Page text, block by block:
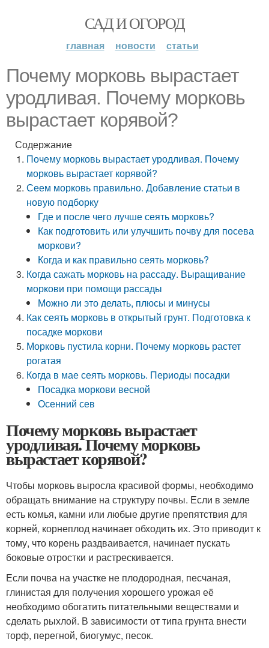
САД И ОГОРОД
главная новости статьи
Почему морковь вырастает
уродливая. Почему морковь
вырастает корявой?
Содержание
Почему морковь вырастает уродливая. Почему
морковь вырастает корявой?
Сеем морковь правильно. Добавление статьи в
новую подборку
Где и после чего лучше сеять морковь?
Как подготовить или улучшить почву для посева
моркови?
Когда и как правильно сеять морковь?
Когда сажать морковь на рассаду. Выращивание
моркови при помощи рассады
Можно ли это делать, плюсы и минусы
Как сеять морковь в открытый грунт. Подготовка к
посадке моркови
Морковь пустила корни. Почему морковь растет
рогатая
Когда в мае сеять морковь. Периоды посадки
Посадка моркови весной
Осенний сев
Почему морковь вырастает
уродливая. Почему морковь
вырастает корявой?
Чтобы морковь выросла красивой формы, необходимо
обращать внимание на структуру почвы. Если в земле
есть комья, камни или любые другие препятствия для
корней, корнеплод начинает обходить их. Это приводит к
тому, что корень раздваивается, начинает пускать
боковые отростки и растрескивается.
Если почва на участке не плодородная, песчаная,
глинистая для получения хорошего урожая её
необходимо обогатить питательными веществами и
сделать рыхлой. В зависимости от типа грунта внести
торф, перегной, биогумус, песок.